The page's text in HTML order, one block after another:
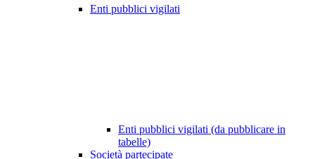
Enti pubblici vigilati
Enti pubblici vigilati (da pubblicare in
tabelle)
Società partecipate